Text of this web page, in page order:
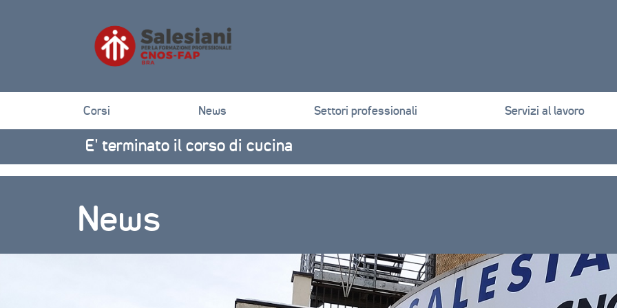
Corsi News Settori professionali Servizi al lavoro
E’ terminato il corso di cucina
News